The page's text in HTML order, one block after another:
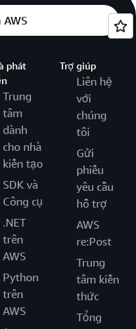
phát
Trung
tâm
dành
cho nhà
kiến tạo
SDK và
Công cụ
.NET
trên
AWS
Python
trên
AWS
Trợ giúp
Liên hệ
với
chúng
tôi
Gửi
phiếu
yêu cầu
hỗ trợ
AWS
re:Post
Trung
tâm kiến
thức
Tổng